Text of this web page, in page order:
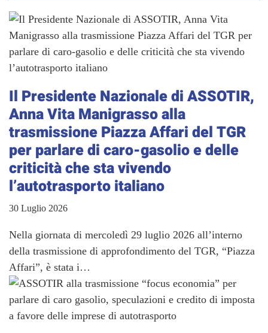
Il Presidente Nazionale di ASSOTIR,
Anna Vita Manigrasso alla
trasmissione Piazza Affari del TGR
per parlare di caro-gasolio e delle
criticità che sta vivendo
l’autotrasporto italiano
30 Luglio 2026
Nella giornata di mercoledì 29 luglio 2026 all’interno
della trasmissione di approfondimento del TGR, “Piazza
Affari”, è stata i…